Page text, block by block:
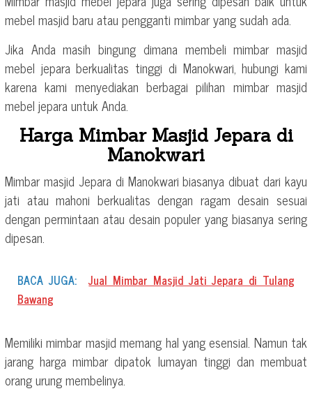
mebel masjid baru atau pengganti mimbar yang sudah ada.
Jika Anda masih bingung dimana membeli mimbar masjid
mebel jepara berkualitas tinggi di Manokwari, hubungi kami
karena kami menyediakan berbagai pilihan mimbar masjid
mebel jepara untuk Anda.
Harga Mimbar Masjid Jepara di
Manokwari
Mimbar masjid Jepara di Manokwari biasanya dibuat dari kayu
jati atau mahoni berkualitas dengan ragam desain sesuai
dengan permintaan atau desain populer yang biasanya sering
dipesan.
BACA JUGA:
Jual Mimbar Masjid Jati Jepara di Tulang
Bawang
Memiliki mimbar masjid memang hal yang esensial. Namun tak
jarang harga mimbar dipatok lumayan tinggi dan membuat
orang urung membelinya.